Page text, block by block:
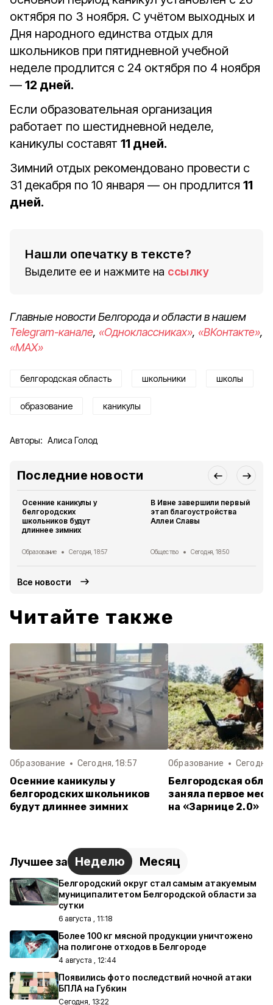
октября по 3 ноября. С учётом выходных и
Дня народного единства отдых для
школьников при пятидневной учебной
неделе продлится с 24 октября по 4 ноября
— 12 дней.
Если образовательная организация
работает по шестидневной неделе,
каникулы составят 11 дней.
Зимний отдых рекомендовано провести с
31 декабря по 10 января — он продлится 11
дней.
Нашли опечатку в тексте?
Выделите ее и нажмите на ссылку
Главные новости Белгорода и области в нашем
Telegram-канале, «Одноклассниках», «ВКонтакте»,
«MAX»
белгородская область школьники школы
образование каникулы
Авторы: Алиса Голод
Последние новости
Осенние каникулы у
белгородских
школьников будут
длиннее зимних
Образование Сегодня, 18:57
В Ивне завершили первый
этап благоустройства
Аллеи Славы
Общество Сегодня, 18:50
Все новости
Читайте также
Образование Сегодня, 18:57
Осенние каникулы у
белгородских школьников
будут длиннее зимних
Образование
Белгородская
заняла первое
на «Зарнице 2.0»
Лучшее за Неделю Месяц
Белгородский округ стал самым атакуемым
муниципалитетом Белгородской области за
сутки
6 августа , 11:18
Более 100 кг мясной продукции уничтожено
на полигоне отходов в Белгороде
4 августа , 12:44
Появились фото последствий ночной атаки
БПЛА на Губкин
Сегодня, 13:22